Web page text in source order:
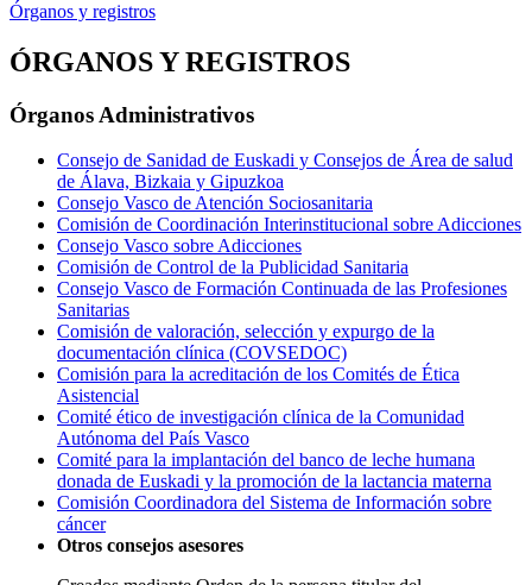
Órganos y registros
ÓRGANOS Y REGISTROS
Órganos Administrativos
Consejo de Sanidad de Euskadi y Consejos de Área de salud
de Álava, Bizkaia y Gipuzkoa
Consejo Vasco de Atención Sociosanitaria
Comisión de Coordinación Interinstitucional sobre Adicciones
Consejo Vasco sobre Adicciones
Comisión de Control de la Publicidad Sanitaria
Consejo Vasco de Formación Continuada de las Profesiones
Sanitarias
Comisión de valoración, selección y expurgo de la
documentación clínica (COVSEDOC)
Comisión para la acreditación de los Comités de Ética
Asistencial
Comité ético de investigación clínica de la Comunidad
Autónoma del País Vasco
Comité para la implantación del banco de leche humana
donada de Euskadi y la promoción de la lactancia materna
Comisión Coordinadora del Sistema de Información sobre
cáncer
Otros consejos asesores